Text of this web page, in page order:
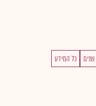
כל המידע